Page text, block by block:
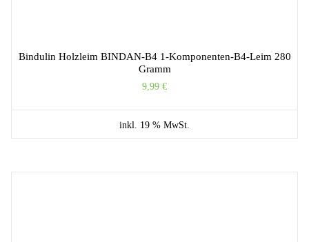
Bindulin Holzleim BINDAN-B4 1-Komponenten-B4-Leim 280
Gramm
9,99 €
inkl. 19 % MwSt.